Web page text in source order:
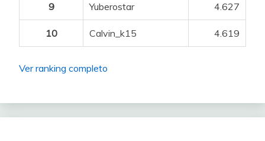
9 Yuberostar 4.627
10 Calvin_k15 4.619
Ver ranking completo